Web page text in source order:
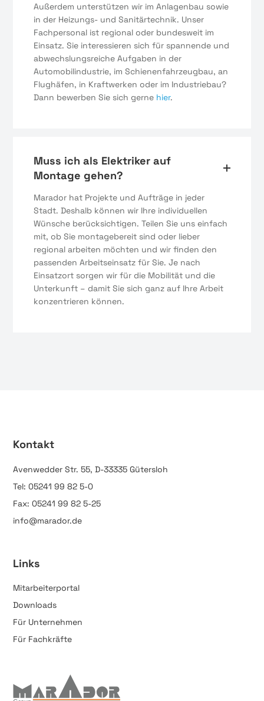
Außerdem unterstützen wir im Anlagenbau sowie
in der Heizungs- und Sanitärtechnik. Unser
Fachpersonal ist regional oder bundesweit im
Einsatz. Sie interessieren sich für spannende und
abwechslungsreiche Aufgaben in der
Automobilindustrie, im Schienenfahrzeugbau, an
Flughäfen, in Kraftwerken oder im Industriebau?
Dann bewerben Sie sich gerne hier.
Muss ich als Elektriker auf
Montage gehen?
Marador hat Projekte und Aufträge in jeder
Stadt. Deshalb können wir Ihre individuellen
Wünsche berücksichtigen. Teilen Sie uns einfach
mit, ob Sie montagebereit sind oder lieber
regional arbeiten möchten und wir finden den
passenden Arbeitseinsatz für Sie. Je nach
Einsatzort sorgen wir für die Mobilität und die
Unterkunft – damit Sie sich ganz auf Ihre Arbeit
konzentrieren können.
Kontakt
Avenwedder Str. 55, D-33335 Gütersloh
Tel: 05241 99 82 5-0
Fax: 05241 99 82 5-25
info@marador.de
Links
Mitarbeiterportal
Downloads
Für Unternehmen
Für Fachkräfte